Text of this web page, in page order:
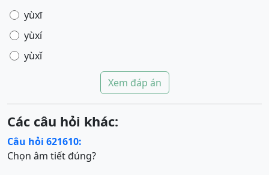
yùxī
yùxí
yùxǐ
Xem đáp án
Các câu hỏi khác:
Câu hỏi 621610:
Chọn âm tiết đúng?